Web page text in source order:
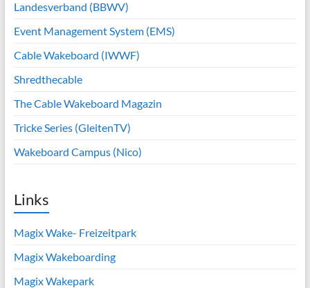
Landesverband (BBWV)
Event Management System (EMS)
Cable Wakeboard (IWWF)
Shredthecable
The Cable Wakeboard Magazin
Tricke Series (GleitenTV)
Wakeboard Campus (Nico)
Links
Magix Wake- Freizeitpark
Magix Wakeboarding
Magix Wakepark